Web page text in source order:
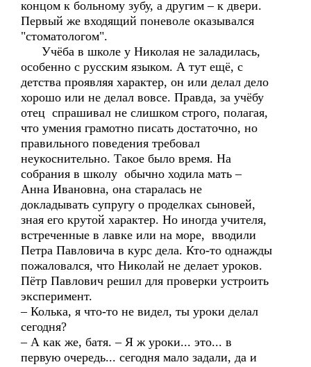
концом к больному зубу, а другим – к двери.
Первый же входящий поневоле оказывался
"стоматологом".
Учёба в школе у Николая не заладилась,
особенно с русским языком. А тут ещё, с
детства проявляя характер, он или делал дело
хорошо или не делал вовсе. Правда, за учёбу
отец спрашивал не слишком строго, полагая,
что умения грамотно писать достаточно, но
правильного поведения требовал
неукоснительно. Такое было время. На
собрания в школу обычно ходила мать –
Анна Ивановна, она старалась не
докладывать супругу о проделках сыновей,
зная его крутой характер. Но иногда учителя,
встреченные в лавке или на море, вводили
Петра Павловича в курс дела. Кто-то однажды
пожаловался, что Николай не делает уроков.
Пётр Павлович решил для проверки устроить
эксперимент.
– Колька, я что-то не видел, ты уроки делал
сегодня?
– А как же, батя. – Я ж уроки... это... в
первую очередь... сегодня мало задали, да и